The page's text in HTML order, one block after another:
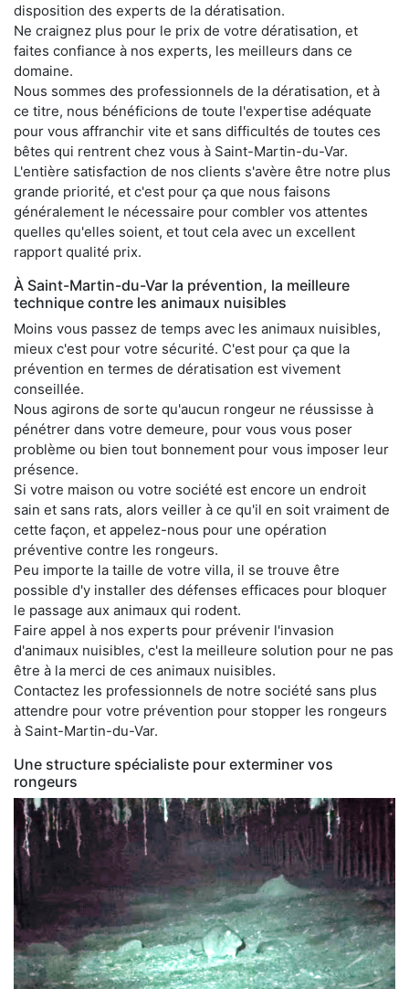
disposition des experts de la dératisation.
Ne craignez plus pour le prix de votre dératisation, et
faites confiance à nos experts, les meilleurs dans ce
domaine.
Nous sommes des professionnels de la dératisation, et à
ce titre, nous bénéficions de toute l'expertise adéquate
pour vous affranchir vite et sans difficultés de toutes ces
bêtes qui rentrent chez vous à Saint-Martin-du-Var.
L'entière satisfaction de nos clients s'avère être notre plus
grande priorité, et c'est pour ça que nous faisons
généralement le nécessaire pour combler vos attentes
quelles qu'elles soient, et tout cela avec un excellent
rapport qualité prix.
À Saint-Martin-du-Var la prévention, la meilleure
technique contre les animaux nuisibles
Moins vous passez de temps avec les animaux nuisibles,
mieux c'est pour votre sécurité. C'est pour ça que la
prévention en termes de dératisation est vivement
conseillée.
Nous agirons de sorte qu'aucun rongeur ne réussisse à
pénétrer dans votre demeure, pour vous vous poser
problème ou bien tout bonnement pour vous imposer leur
présence.
Si votre maison ou votre société est encore un endroit
sain et sans rats, alors veiller à ce qu'il en soit vraiment de
cette façon, et appelez-nous pour une opération
préventive contre les rongeurs.
Peu importe la taille de votre villa, il se trouve être
possible d'y installer des défenses efficaces pour bloquer
le passage aux animaux qui rodent.
Faire appel à nos experts pour prévenir l'invasion
d'animaux nuisibles, c'est la meilleure solution pour ne pas
être à la merci de ces animaux nuisibles.
Contactez les professionnels de notre société sans plus
attendre pour votre prévention pour stopper les rongeurs
à Saint-Martin-du-Var.
Une structure spécialiste pour exterminer vos
rongeurs